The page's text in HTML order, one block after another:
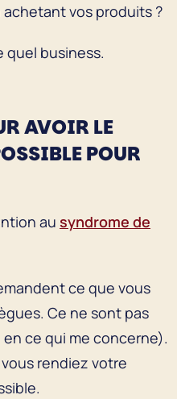
vos produits ?
quel business.
AVOIR LE
POUR
au syndrome de
ce que vous
Ce ne sont pas
ce qui me concerne).
rendiez votre